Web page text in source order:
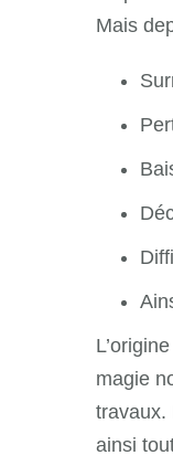
Mais
magie
travaux.
ainsi